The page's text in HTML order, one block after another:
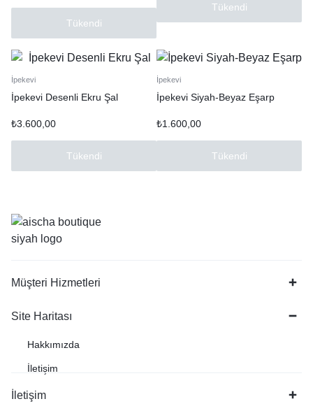
Tükendi
Tükendi
İpekevi
İpekevi Desenli Ekru Şal
₺3.600,00
Tükendi
İpekevi
İpekevi Siyah-Beyaz Eşarp
₺1.600,00
Tükendi
Müşteri Hizmetleri
Site Haritası
Hakkımızda
İletişim
İletişim